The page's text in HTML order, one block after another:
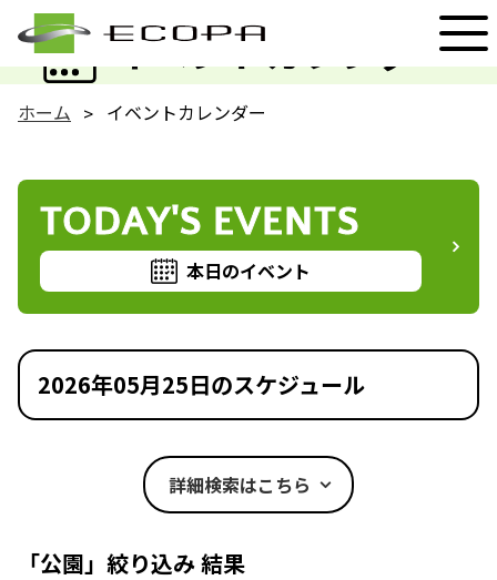
イベントカレンダー
EVENT
ホーム イベントカレンダー
TODAY'S EVENTS
本日のイベント
2026年05月25日のスケジュール
詳細検索はこちら
「公園」絞り込み 結果